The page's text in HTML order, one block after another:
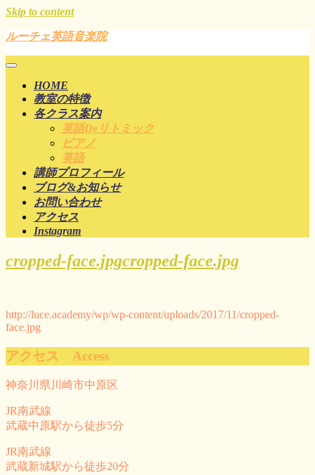
Skip to content
ルーチェ英語音楽院
HOME
教室の特徴
各クラス案内
英語deリトミック
ピアノ
英語
講師プロフィール
ブログ&お知らせ
お問い合わせ
アクセス
Instagram
cropped-face.jpgcropped-face.jpg
http://luce.academy/wp/wp-content/uploads/2017/11/cropped-
face.jpg
アクセス Access
神奈川県川崎市中原区
JR南武線
武蔵中原駅から徒歩5分
JR南武線
武蔵新城駅から徒歩20分